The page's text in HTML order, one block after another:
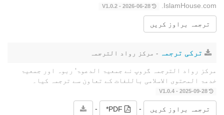
IslamHouse.com.
2026-06-28 - V1.0.2
ترجمہ براوز کریں
ترکی ترجمہ - مرکز رواد الترجمہ
مرکز رواد الترجمہ گروپ نے جمعیۃ الدعوۃ‘ ربوہ اور جمعیۃ
خدمۃ المحتوى الاسلامی باللغات کے تعاون سے ترجمہ کیا۔
2025-09-28 - V1.0.4
ترجمہ براوز کریں -
-